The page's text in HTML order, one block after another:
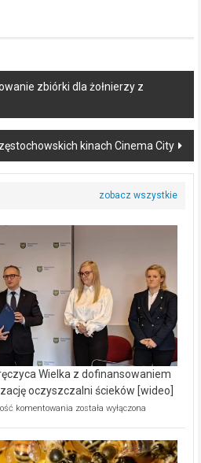
zbiórki dla żołnierzy z
kinach Cinema City
Wielka z dofinansowaniem
oczyszczalni ścieków [wideo]
komentowania Ekologiczne
Wręczyca
Wielka
została wyłączona